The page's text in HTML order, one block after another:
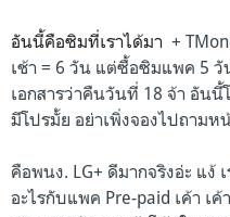
อันนี้คือซิมที่เราได้มา +
เช้า = 6 วัน แต่ซื้อซิมแพค 5
เอกสารว่าคืนวันที่ 18 จ้า อันนี้
มีโปรมั้ย อย่าเพิ่งจองไปถามห
คือพนง. LG+ ดีมากจริงอ่ะ แง้
อะไรกับแพค Pre-paid เค้า เ